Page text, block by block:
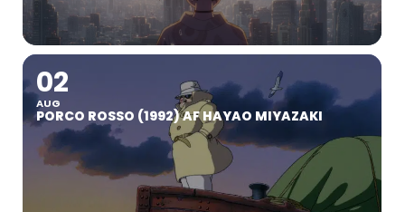
02
AUG
PORCO ROSSO (1992) AF HAYAO MIYAZAKI